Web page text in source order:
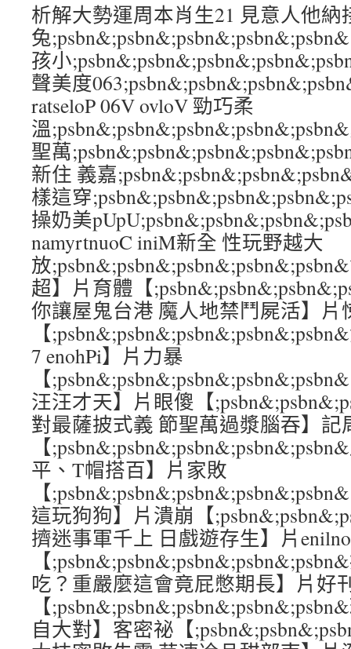
析解大勢運周本肖生21 見意人他納
兔
孩小
聲美度
ratseloP 06V ovloV 勁巧柔
溫
聖萬
新住 義嘉
樣這穿
操奶美
namyrtnuoC iniM新全 性玩野越大
放
超】片育體【
你讓屋鬼台港 魔人地禁鬥屍活】片
【
7 enohPi】片力暴
【
汪汪才天】片眼傻【
對最薩披式義 節聖萬過漿腦吞】記
【
平、T帽搭百】片家敗
【
這玩狗狗】片潰崩【
擠迷事軍千上 日戲遊存生】片
【
吃？重嚴麼這會竟屁憋期長】片好
【
自大對】客密祕【